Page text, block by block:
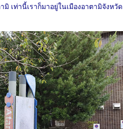
เท่านี้เราก็มาอยู่ในเมืองอาตามิจังหวัด